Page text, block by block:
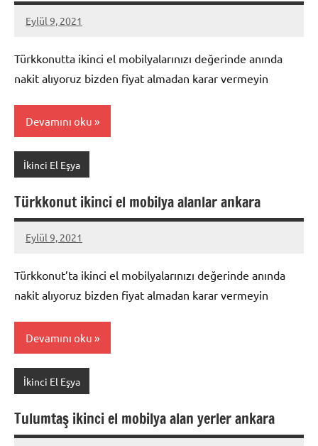
Eylül 9, 2021
Mustafa
Türkkonutta ikinci el mobilyalarınızı değerinde anında
nakit alıyoruz bizden fiyat almadan karar vermeyin
Devamını oku
İkinci El Eşya
Türkkonut ikinci el mobilya alanlar ankara
Eylül 9, 2021
Mustafa
Türkkonut’ta ikinci el mobilyalarınızı değerinde anında
nakit alıyoruz bizden fiyat almadan karar vermeyin
Devamını oku
İkinci El Eşya
Tulumtaş ikinci el mobilya alan yerler ankara